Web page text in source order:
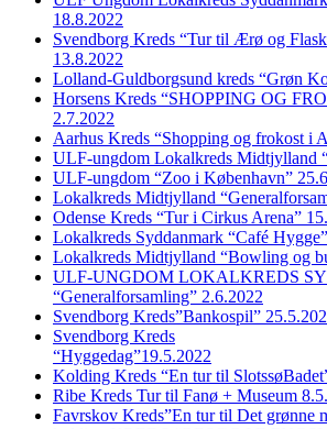
18.8.2022
Svendborg Kreds “Tur til Ærø og
13.8.2022
Lolland-Guldborgsund kreds “Grøn
Horsens Kreds “SHOPPING OG
2.7.2022
Aarhus Kreds “Shopping og frokost i
ULF-ungdom Lokalkreds Midtjylland
ULF-ungdom “Zoo i København”
Lokalkreds Midtjylland
Odense Kreds “Tur i Cirkus Arena”
Lokalkreds Syddanmark “Café
Lokalkreds Midtjylland “Bowling og
ULF-UNGDOM LOKALKREDS
“Generalforsamling” 2.6.2022
Svendborg Kreds”Bankospil”
Svendborg Kreds
“Hyggedag”19.5.2022
Kolding Kreds “En tur til
Ribe Kreds Tur til Fanø + Museum
Favrskov Kreds”En tur til Det grønne